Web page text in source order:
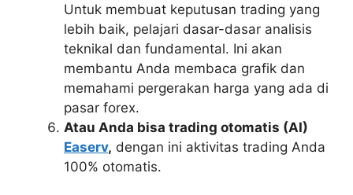
Untuk membuat keputusan trading yang
lebih baik, pelajari dasar-dasar analisis
teknikal dan fundamental. Ini akan
membantu Anda membaca grafik dan
memahami pergerakan harga yang ada di
pasar forex.
Atau Anda bisa trading otomatis (AI)
Easerv, dengan ini aktivitas trading Anda
100% otomatis.